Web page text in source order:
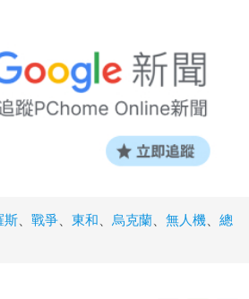
斯 戰爭 東和 烏克蘭 無人機
總